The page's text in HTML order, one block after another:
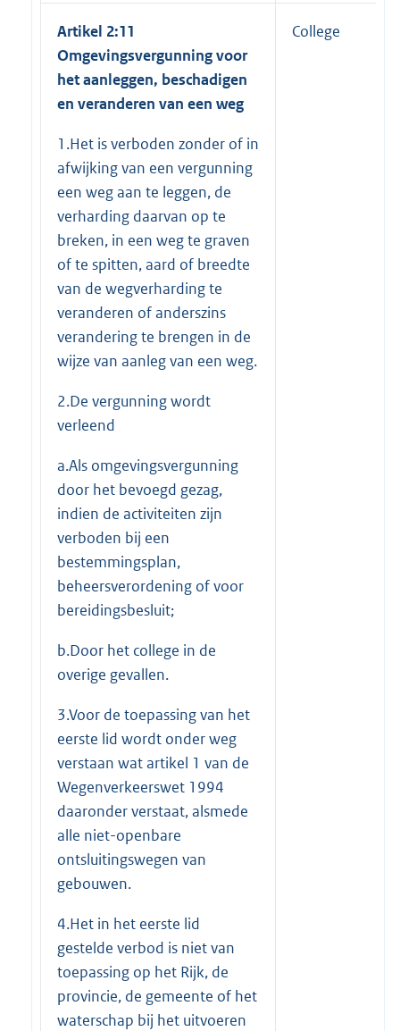
Artikel 2:11
Omgevingsvergunning voor
het aanleggen, beschadigen
en veranderen van een weg
1.Het is verboden zonder of in
afwijking van een vergunning
een weg aan te leggen, de
verharding daarvan op te
breken, in een weg te graven
of te spitten, aard of breedte
van de wegverharding te
veranderen of anderszins
verandering te brengen in de
wijze van aanleg van een weg.
2.De vergunning wordt
verleend
a.Als omgevingsvergunning
door het bevoegd gezag,
indien de activiteiten zijn
verboden bij een
bestemmingsplan,
beheersverordening of voor
bereidingsbesluit;
b.Door het college in de
overige gevallen.
3.Voor de toepassing van het
eerste lid wordt onder weg
verstaan wat artikel 1 van de
Wegenverkeerswet 1994
daaronder verstaat, alsmede
alle niet-openbare
ontsluitingswegen van
gebouwen.
4.Het in het eerste lid
gestelde verbod is niet van
toepassing op het Rijk, de
provincie, de gemeente of het
waterschap bij het uitvoeren
College